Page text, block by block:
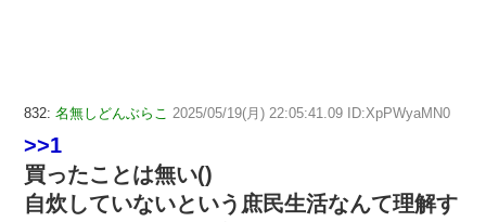
832: 名無しどんぶらこ 2025/05/19(月) 22:05:41.09 ID:XpPWyaMN0
>>1
買ったことは無い()
自炊していないという庶民生活なんて理解す